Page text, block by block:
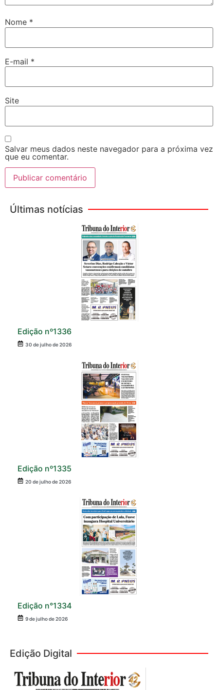
Nome *
E-mail *
Site
Salvar meus dados neste navegador para a próxima vez
que eu comentar.
Últimas notícias
Edição nº1336
30 de julho de 2026
Edição nº1335
20 de julho de 2026
Edição n°1334
9 de julho de 2026
Edição Digital